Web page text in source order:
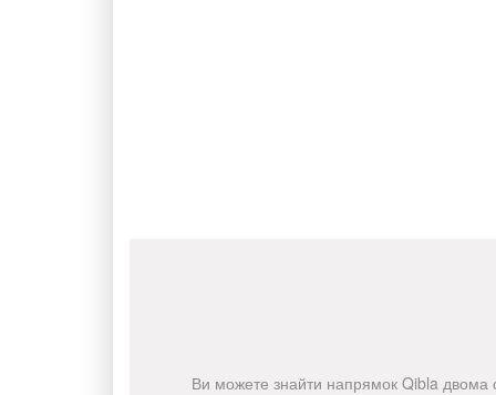
Ви можете знайти напрямок Qibla двома